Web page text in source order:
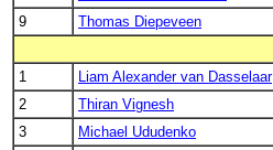
9
Thomas Diepeveen
1
Liam Alexander van Dasselaar
2
Thiran Vignesh
3
Michael Ududenko